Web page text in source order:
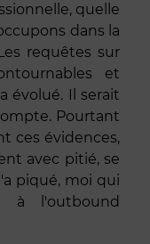
quelle
dans la
requêtes sur
et
évolué. Il serait
Pourtant
ces évidences,
avec pitié, se
piqué, moi qui
l'outbound